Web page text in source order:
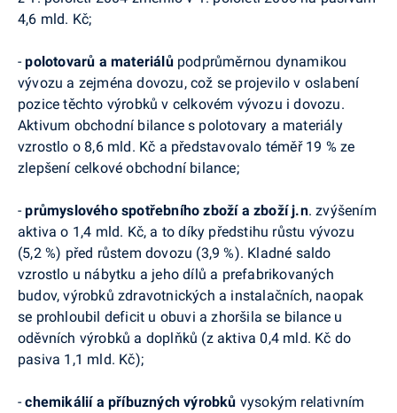
4,6 mld. Kč;
-polotovarů a materiálůpodprůměrnou dynamikou
vývozu a zejména dovozu, což se projevilo v oslabení
pozice těchto výrobků v celkovém vývozu i dovozu.
Aktivum obchodní bilance s polotovary a materiály
vzrostlo o 8,6 mld. Kč a představovalo téměř 19 % ze
zlepšení celkové obchodní bilance;
-průmyslového spotřebního zboží a zboží j.n. zvýšením
aktiva o 1,4 mld. Kč, a to díky předstihu růstu vývozu
(5,2 %) před růstem dovozu (3,9 %). Kladné saldo
vzrostlo u nábytku a jeho dílů a prefabrikovaných
budov, výrobků zdravotnických a instalačních, naopak
se prohloubil deficit u obuvi a zhoršila se bilance u
oděvních výrobků a doplňků (z aktiva 0,4 mld. Kč do
pasiva 1,1 mld. Kč);
-chemikálií a příbuzných výrobků vysokým relativním